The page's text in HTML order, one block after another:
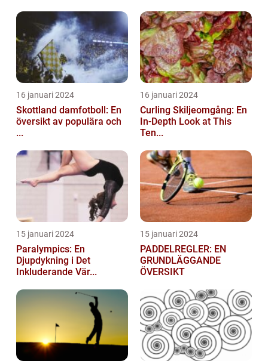
16 januari 2024
Skottland damfotboll: En
översikt av populära och
...
16 januari 2024
Curling Skiljeomgång: En
In-Depth Look at This
Ten...
15 januari 2024
Paralympics: En
Djupdykning i Det
Inkluderande Vär...
15 januari 2024
PADDELREGLER: EN
GRUNDLÄGGANDE
ÖVERSIKT